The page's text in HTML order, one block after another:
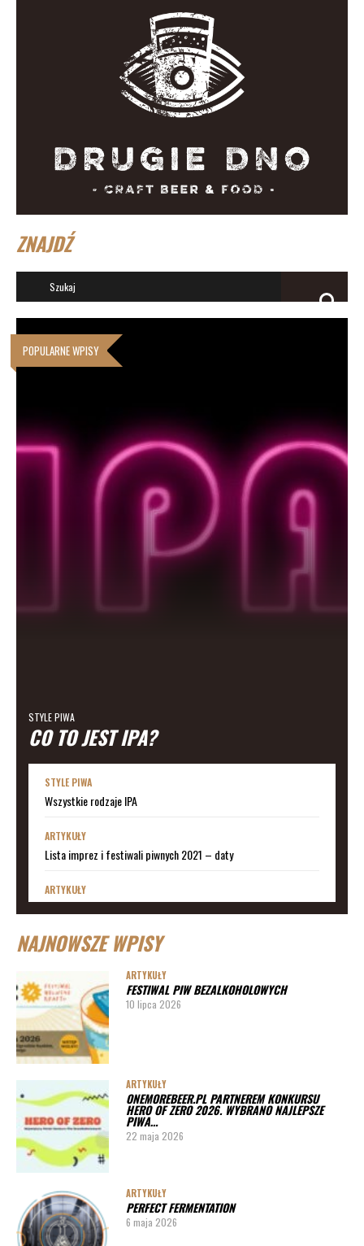
ZNAJDŹ
POPULARNE WPISY
STYLE PIWA
CO TO JEST IPA?
STYLE PIWA
Wszystkie rodzaje IPA
ARTYKUŁY
Lista imprez i festiwali piwnych 2021 – daty
ARTYKUŁY
Lista imprez i festiwali piwnych 2020 – daty
ARTYKUŁY
ARTYKUŁY
Lista imprez i festiwali piwnych 2020 – miasta
ARTYKUŁY
Pędy chmielu – danie ekskluzywne
PORADY
Jak działa instalacja do wyszynku piwa w barze
NAJNOWSZE WPISY
ARTYKUŁY
FESTIWAL PIW BEZALKOHOLOWYCH
10 lipca 2026
ARTYKUŁY
ONEMOREBEER.PL PARTNEREM KONKURSU
HERO OF ZERO 2026. WYBRANO NAJLEPSZE
PIWA…
22 maja 2026
ARTYKUŁY
PERFECT FERMENTATION
6 maja 2026